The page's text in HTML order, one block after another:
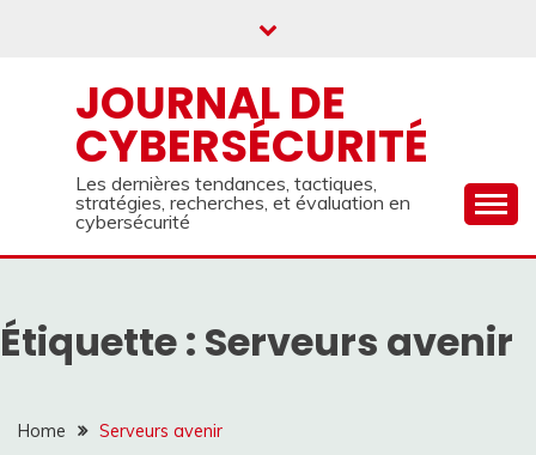
JOURNAL DE
CYBERSÉCURITÉ
Les dernières tendances, tactiques,
stratégies, recherches, et évaluation en
cybersécurité
Étiquette : Serveurs avenir
Home Serveurs avenir